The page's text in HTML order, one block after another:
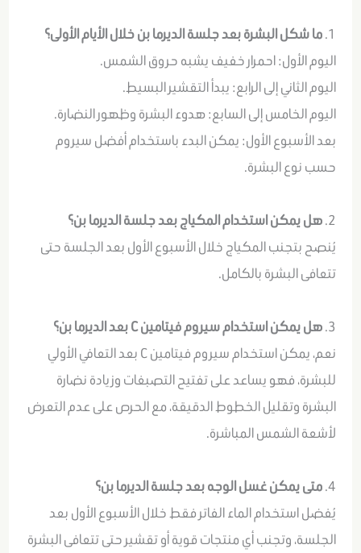
1. ما شكل البشرة بعد جلسة الديرما بن خلال الأيام الأولى؟
اليوم الأول: احمرار خفيف يشبه حروق الشمس.
اليوم الثاني إلى الرابع: يبدأ التقشير البسيط.
اليوم الخامس إلى السابع: هدوء البشرة وظهور النضارة.
بعد الأسبوع الأول: يمكن البدء باستخدام أفضل سيروم
حسب نوع البشرة.
2. هل يمكن استخدام المكياج بعد جلسة الديرما بن؟
يُنصح بتجنب المكياج خلال الأسبوع الأول بعد الجلسة حتى
تتعافى البشرة بالكامل.
3. هل يمكن استخدام سيروم فيتامين C بعد الديرما بن؟
نعم، يمكن استخدام سيروم فيتامين C بعد التعافي الأولي
للبشرة، فهو يساعد على تفتيح التصبغات وزيادة نضارة
البشرة وتقليل الخطوط الدقيقة، مع الحرص على عدم التعرض
لأشعة الشمس المباشرة.
4. متى يمكن غسل الوجه بعد جلسة الديرما بن؟
يُفضل استخدام الماء الفاتر فقط خلال الأسبوع الأول بعد
الجلسة، وتجنب أي منتجات قوية أو تقشير حتى تتعافى البشرة